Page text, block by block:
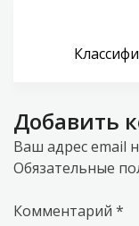
Добавить
Ваш адрес email
Обязательные
Комментарий *